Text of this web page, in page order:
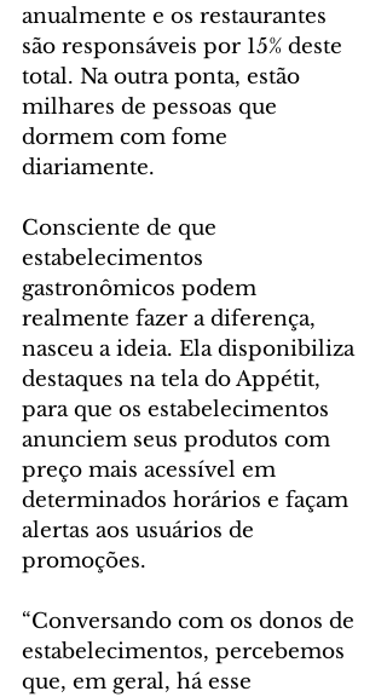
anualmente e os restaurantes
são responsáveis por 15% deste
total. Na outra ponta, estão
milhares de pessoas que
dormem com fome
diariamente.
Consciente de que
estabelecimentos
gastronômicos podem
realmente fazer a diferença,
nasceu a ideia. Ela disponibiliza
destaques na tela do Appétit,
para que os estabelecimentos
anunciem seus produtos com
preço mais acessível em
determinados horários e façam
alertas aos usuários de
promoções.
“Conversando com os donos de
estabelecimentos, percebemos
que, em geral, há esse